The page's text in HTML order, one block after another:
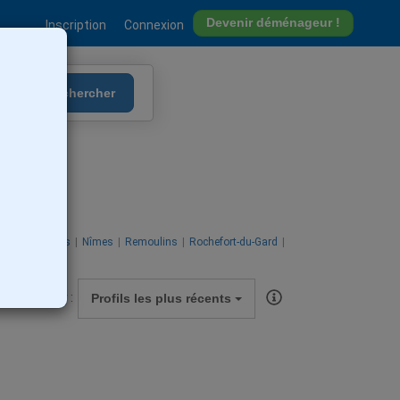
Inscription Connexion Devenir déménageur !
Rechercher
Ners Nîmes Remoulins
Rochefort-du-Gard
Trier par : Profils les plus récents